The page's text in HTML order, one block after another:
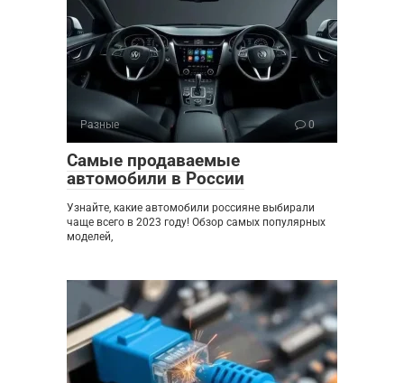
Разные 0
Самые продаваемые
автомобили в России
Узнайте, какие автомобили россияне выбирали
чаще всего в 2023 году! Обзор самых популярных
моделей,